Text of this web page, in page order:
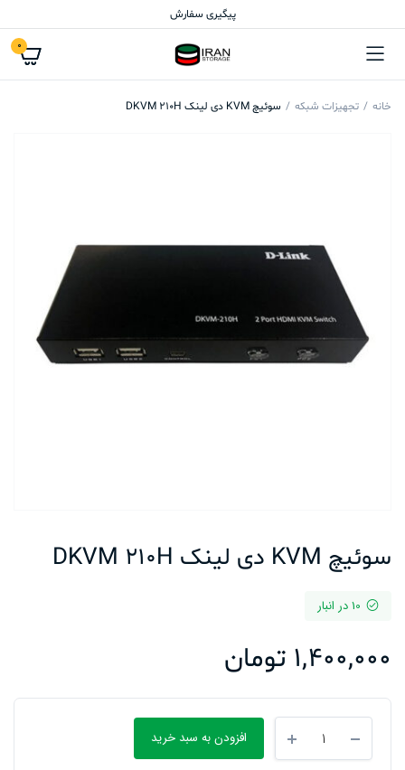
پیگیری سفارش
0
خانه تجهیزات شبکه سوئیچ KVM دی لینک DKVM 210H
سوئیچ KVM دی لینک DKVM 210H
10 در انبار
1,400,000 تومان
KVM
دی
افزودن به سبد خرید